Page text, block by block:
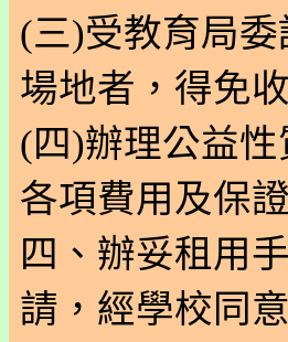
(三)受教育局
場地者，得免
(四)辦理公益
各項費用及保
四、辦妥租用
請，經學校同